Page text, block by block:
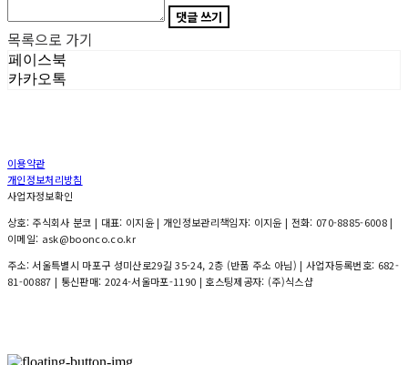
댓글 쓰기
목록으로 가기
페이스북
카카오톡
이용약관
개인정보처리방침
사업자정보확인
상호: 주식회사 분코 | 대표: 이지윤 | 개인정보관리책임자: 이지윤 | 전화: 070-8885-6008 |
이메일: ask@boonco.co.kr
주소: 서울특별시 마포구 성미산로29길 35-24, 2층 (반품 주소 아님) | 사업자등록번호: 682-
81-00887 | 통신판매: 2024-서울마포-1190 | 호스팅제공자: (주)식스샵